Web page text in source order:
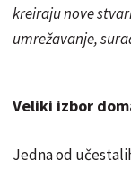
kreiraju nove
umrežavanje,
Veliki izbor
Jedna od